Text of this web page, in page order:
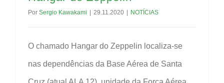
Por Sergio Kawakami 29.11.2020 NOTÍCIAS
O chamado Hangar do Zeppelin localiza-se
nas dependências da Base Aérea de Santa